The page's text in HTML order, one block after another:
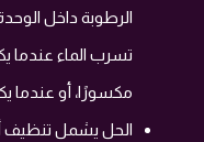
الرطوبة داخل
تسرب الماء عندما
مكسورًا، أو عندما
الحل يشمل تنظيف